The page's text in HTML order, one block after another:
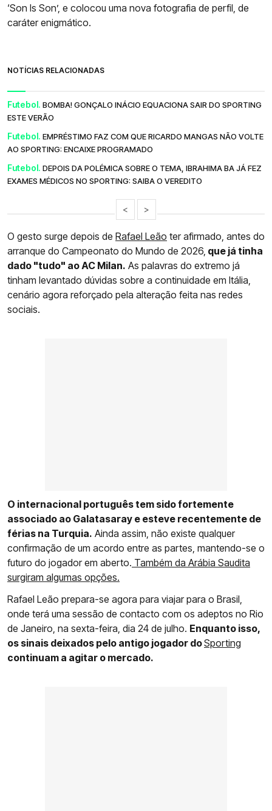
‘Son Is Son’, e colocou uma nova fotografia de perfil, de
caráter enigmático.
NOTÍCIAS RELACIONADAS
Futebol. BOMBA! GONÇALO INÁCIO EQUACIONA SAIR DO SPORTING
ESTE VERÃO
Futebol. EMPRÉSTIMO FAZ COM QUE RICARDO MANGAS NÃO VOLTE
AO SPORTING: ENCAIXE PROGRAMADO
Futebol. DEPOIS DA POLÉMICA SOBRE O TEMA, IBRAHIMA BA JÁ FEZ
EXAMES MÉDICOS NO SPORTING: SAIBA O VEREDITO
< >
O gesto surge depois de Rafael Leão ter afirmado, antes do
arranque do Campeonato do Mundo de 2026, que já tinha
dado "tudo" ao AC Milan. As palavras do extremo já
tinham levantado dúvidas sobre a continuidade em Itália,
cenário agora reforçado pela alteração feita nas redes
sociais.
O internacional português tem sido fortemente
associado ao Galatasaray e esteve recentemente de
férias na Turquia. Ainda assim, não existe qualquer
confirmação de um acordo entre as partes, mantendo-se o
futuro do jogador em aberto. Também da Arábia Saudita
surgiram algumas opções.
Rafael Leão prepara-se agora para viajar para o Brasil,
onde terá uma sessão de contacto com os adeptos no Rio
de Janeiro, na sexta-feira, dia 24 de julho. Enquanto isso,
os sinais deixados pelo antigo jogador doSporting
continuam a agitar o mercado.